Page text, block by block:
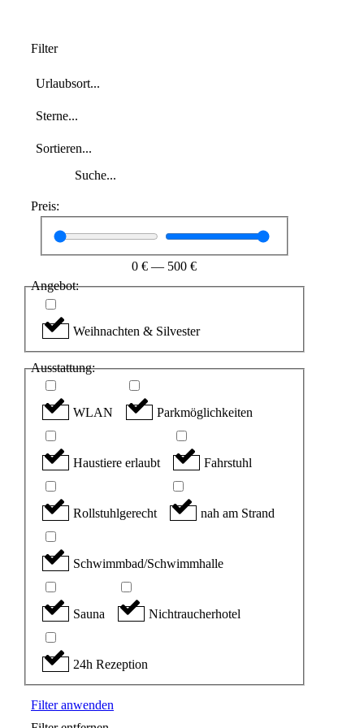
Filter
Preis:
0€ — 500€
Angebot:
Weihnachten & Silvester
Ausstattung:
WLAN Parkmöglichkeiten
Haustiere erlaubt Fahrstuhl
Rollstuhlgerecht nah am Strand
Schwimmbad/Schwimmhalle
Sauna Nichtraucherhotel
24h Rezeption
Filter anwenden